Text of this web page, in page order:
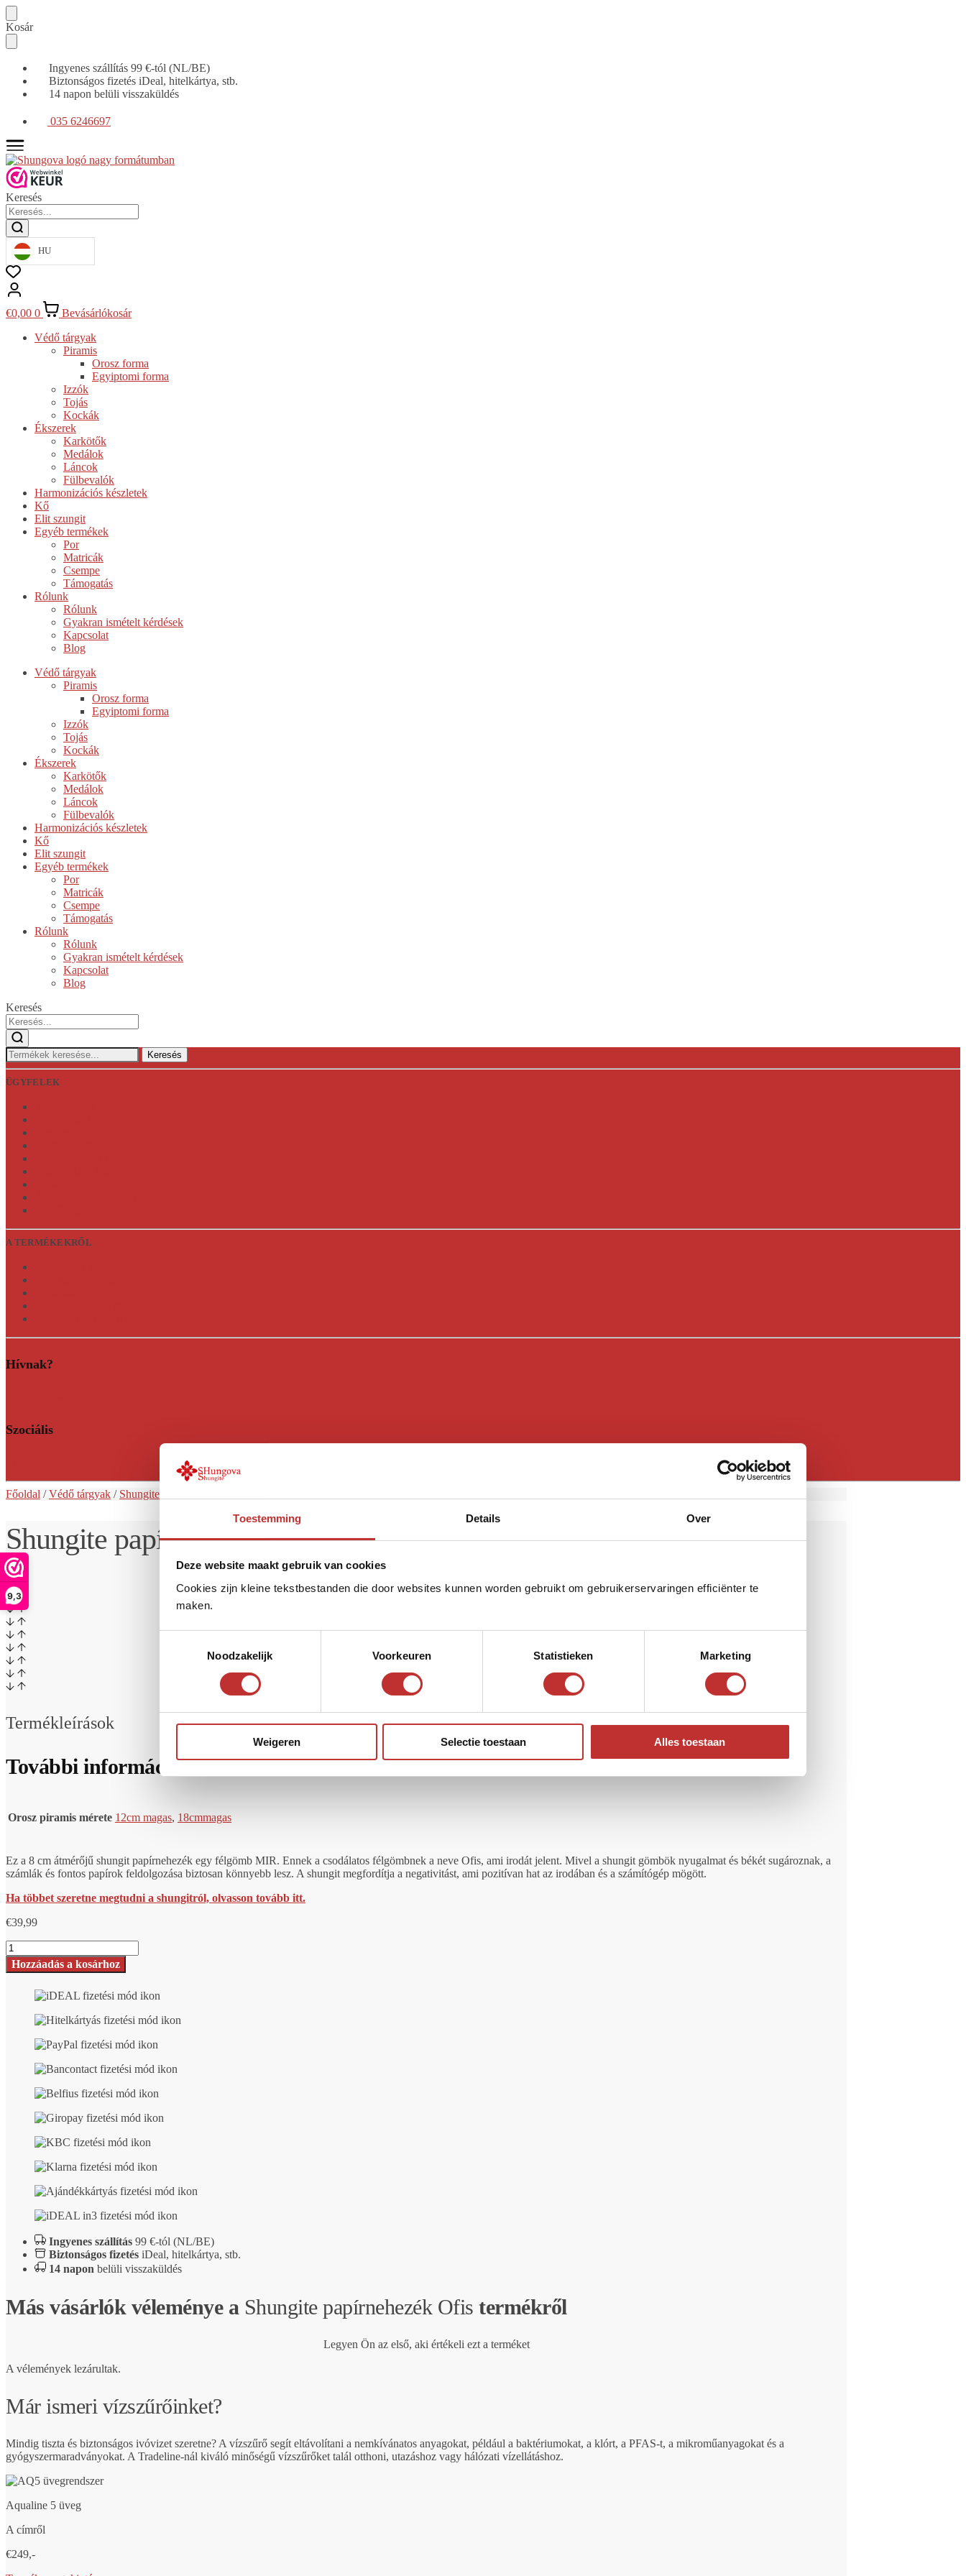
9,3
Toestemming Details Over
Deze website maakt gebruik van cookies
Cookies zijn kleine tekstbestanden die door websites kunnen worden gebruikt om gebruikerservaringen efficiënter te
maken.
Noodzakelijk
Voorkeuren Statistieken Marketing
Weigeren Selectie toestaan Alles toestaan
Tovább
a
navigációhoz
Ugrás
a
tartalomra
Kosár
Ingyenes szállítás 99 €-tól (NL/BE)
Biztonságos fizetés iDeal, hitelkártya, stb.
14 napon belüli visszaküldés
035 6246697
Keresés
HU
€0,00 0
Bevásárlókosár
Védő tárgyak
Piramis
Orosz forma
Egyiptomi forma
Izzók
Tojás
Kockák
Ékszerek
Karkötők
Medálok
Láncok
Fülbevalók
Harmonizációs készletek
Kő
Elit szungit
Egyéb termékek
Por
Matricák
Csempe
Támogatás
Rólunk
Rólunk
Gyakran ismételt kérdések
Kapcsolat
Blog
Védő tárgyak
Piramis
Orosz forma
Egyiptomi forma
Izzók
Tojás
Kockák
Ékszerek
Karkötők
Medálok
Láncok
Fülbevalók
Harmonizációs készletek
Kő
Elit szungit
Egyéb termékek
Por
Matricák
Csempe
Támogatás
Rólunk
Rólunk
Gyakran ismételt kérdések
Kapcsolat
Blog
Keresés
Keresés: Keresés
ÜGYFELEK
A TERMÉKEKRŐL
Hívnak?
Szociális
Főoldal /Védő tárgyak / Shungite gömbök
Shungite papírnehezék Ofis
Termékleírások
További információk
Orosz piramis mérete 12cm magas, 18cmmagas
Ez a 8 cm átmérőjű shungit papírnehezék egy félgömb MIR. Ennek a csodálatos félgömbnek a neve Ofis, ami irodát jelent. Mivel a shungit gömbök nyugalmat és békét sugároznak, a
számlák és fontos papírok feldolgozása biztosan könnyebb lesz. A shungit megfordítja a negativitást, ami pozitívan hat az irodában és a számítógép mögött.
Ha többet szeretne megtudni a shungitról, olvasson tovább itt.
€39,99
Shungite
papírnehezék
Ofis
Hozzáadás a kosárhoz
Ingyenes szállítás 99 €-tól (NL/BE)
Biztonságos fizetés iDeal, hitelkártya, stb.
14 napon belüli visszaküldés
Más vásárlók véleménye a Shungite papírnehezék Ofis termékről
Legyen Ön az első, aki értékeli ezt a terméket
A vélemények lezárultak.
Már ismeri vízszűrőinket?
Mindig tiszta és biztonságos ivóvizet szeretne? A vízszűrő segít eltávolítani a nemkívánatos anyagokat, például a baktériumokat, a klórt, a PFAS-t, a mikroműanyagokat és a
gyógyszermaradványokat. A Tradeline-nál kiváló minőségű vízszűrőket talál otthoni, utazáshoz vagy hálózati vízellátáshoz.
Aqualine 5 üveg
A címről
€249,-